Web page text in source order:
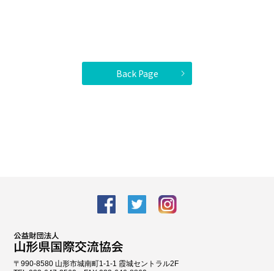
Back Page
facebook Twitter
〒990-8580 山形市城南町1-1-1 霞城セントラル2F